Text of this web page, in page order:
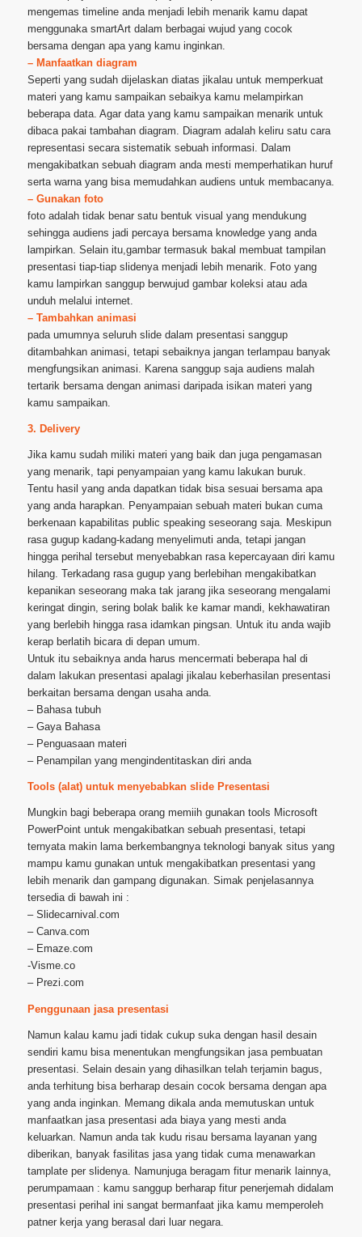
mengemas timeline anda menjadi lebih menarik kamu dapat
menggunaka smartArt dalam berbagai wujud yang cocok
bersama dengan apa yang kamu inginkan.
– Manfaatkan diagram
Seperti yang sudah dijelaskan diatas jikalau untuk memperkuat
materi yang kamu sampaikan sebaikya kamu melampirkan
beberapa data. Agar data yang kamu sampaikan menarik untuk
dibaca pakai tambahan diagram. Diagram adalah keliru satu cara
representasi secara sistematik sebuah informasi. Dalam
mengakibatkan sebuah diagram anda mesti memperhatikan huruf
serta warna yang bisa memudahkan audiens untuk membacanya.
– Gunakan foto
foto adalah tidak benar satu bentuk visual yang mendukung
sehingga audiens jadi percaya bersama knowledge yang anda
lampirkan. Selain itu,gambar termasuk bakal membuat tampilan
presentasi tiap-tiap slidenya menjadi lebih menarik. Foto yang
kamu lampirkan sanggup berwujud gambar koleksi atau ada
unduh melalui internet.
– Tambahkan animasi
pada umumnya seluruh slide dalam presentasi sanggup
ditambahkan animasi, tetapi sebaiknya jangan terlampau banyak
mengfungsikan animasi. Karena sanggup saja audiens malah
tertarik bersama dengan animasi daripada isikan materi yang
kamu sampaikan.
3. Delivery
Jika kamu sudah miliki materi yang baik dan juga pengamasan
yang menarik, tapi penyampaian yang kamu lakukan buruk.
Tentu hasil yang anda dapatkan tidak bisa sesuai bersama apa
yang anda harapkan. Penyampaian sebuah materi bukan cuma
berkenaan kapabilitas public speaking seseorang saja. Meskipun
rasa gugup kadang-kadang menyelimuti anda, tetapi jangan
hingga perihal tersebut menyebabkan rasa kepercayaan diri kamu
hilang. Terkadang rasa gugup yang berlebihan mengakibatkan
kepanikan seseorang maka tak jarang jika seseorang mengalami
keringat dingin, sering bolak balik ke kamar mandi, kekhawatiran
yang berlebih hingga rasa idamkan pingsan. Untuk itu anda wajib
kerap berlatih bicara di depan umum.
Untuk itu sebaiknya anda harus mencermati beberapa hal di
dalam lakukan presentasi apalagi jikalau keberhasilan presentasi
berkaitan bersama dengan usaha anda.
– Bahasa tubuh
– Gaya Bahasa
– Penguasaan materi
– Penampilan yang mengindentitaskan diri anda
Tools (alat) untuk menyebabkan slide Presentasi
Mungkin bagi beberapa orang memiih gunakan tools Microsoft
PowerPoint untuk mengakibatkan sebuah presentasi, tetapi
ternyata makin lama berkembangnya teknologi banyak situs yang
mampu kamu gunakan untuk mengakibatkan presentasi yang
lebih menarik dan gampang digunakan. Simak penjelasannya
tersedia di bawah ini :
– Slidecarnival.com
– Canva.com
– Emaze.com
-Visme.co
– Prezi.com
Penggunaan jasa presentasi
Namun kalau kamu jadi tidak cukup suka dengan hasil desain
sendiri kamu bisa menentukan mengfungsikan jasa pembuatan
presentasi. Selain desain yang dihasilkan telah terjamin bagus,
anda terhitung bisa berharap desain cocok bersama dengan apa
yang anda inginkan. Memang dikala anda memutuskan untuk
manfaatkan jasa presentasi ada biaya yang mesti anda
keluarkan. Namun anda tak kudu risau bersama layanan yang
diberikan, banyak fasilitas jasa yang tidak cuma menawarkan
tamplate per slidenya. Namunjuga beragam fitur menarik lainnya,
perumpamaan : kamu sanggup berharap fitur penerjemah didalam
presentasi perihal ini sangat bermanfaat jika kamu memperoleh
patner kerja yang berasal dari luar negara.